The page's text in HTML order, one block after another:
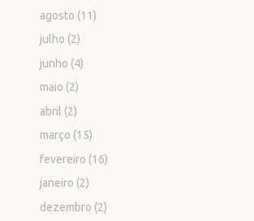
agosto (11)
julho (2)
junho (4)
maio (2)
abril (2)
março (15)
fevereiro (16)
janeiro (2)
dezembro (2)